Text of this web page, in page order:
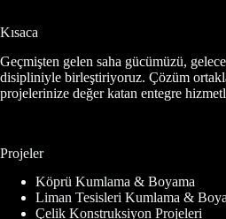
Kısaca
Geçmişten gelen saha gücümüzü,
disipliniyle birleştiriyoruz. Çözüm
projelerinize değer katan entegre
Projeler
Köprü Kumlama & Boyama
Liman Tesisleri Kumlama &
Çelik Konstruksiyon Projeleri